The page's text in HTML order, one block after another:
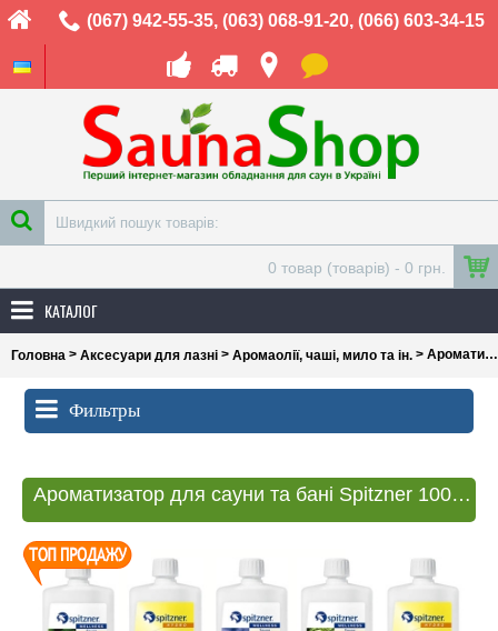
(067) 942-55-35, (063) 068-91-20, (066) 603-34-15
0 товар (товарів) - 0 грн.
КАТАЛОГ
Головна > Аксесуари для лазні > Аромаолії, чаші, мило та ін. > Ароматизатор для сауни та бані Spitzner 1000мл. Вибір аромату
Фильтры
Ароматизатор для сауни та бані Spitzner 1000мл. Вибір аромату